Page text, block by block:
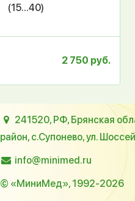
(15...40)
2 750 руб.
241520, РФ, Брянская
район, с.Супонево, ул.
info@minimed.ru
© «МиниМед», 1992-2026